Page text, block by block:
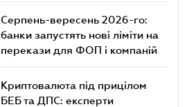
Серпень-вересень 2026-го:
банки запустять нові ліміти на
перекази для ФОП і компаній
Криптовалюта під прицілом
БЕБ та ДПС: експерти